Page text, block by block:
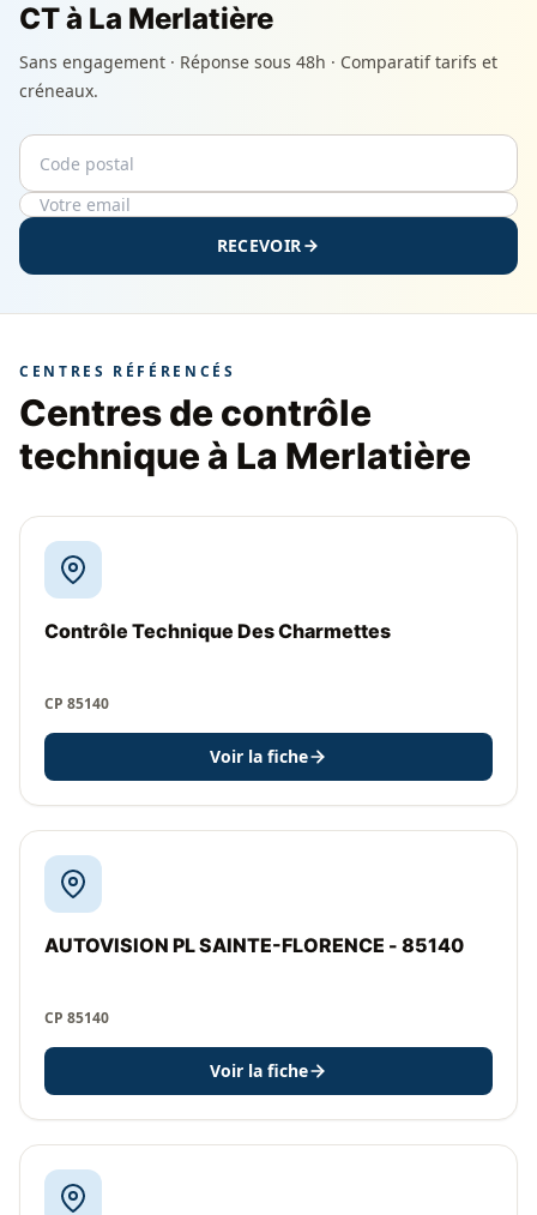
CT à La Merlatière
Sans engagement · Réponse sous 48h · Comparatif tarifs et
créneaux.
Code postal
Email
RECEVOIR
CENTRES RÉFÉRENCÉS
Centres de contrôle
technique à La Merlatière
Contrôle Technique Des Charmettes
CP 85140
Voir la fiche
AUTOVISION PL SAINTE-FLORENCE - 85140
CP 85140
Voir la fiche